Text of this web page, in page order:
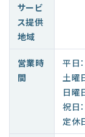
サービ
ス提供
地域
営業時
間
平日：
土曜
日曜
祝日：
定休